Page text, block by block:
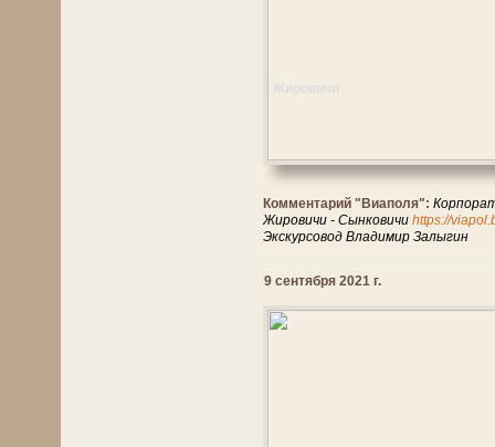
Комментарий "Виаполя":
Жировичи - Сынковичи https://
Экскурсовод Владимир Залыгин
9 сентября 2021 г.